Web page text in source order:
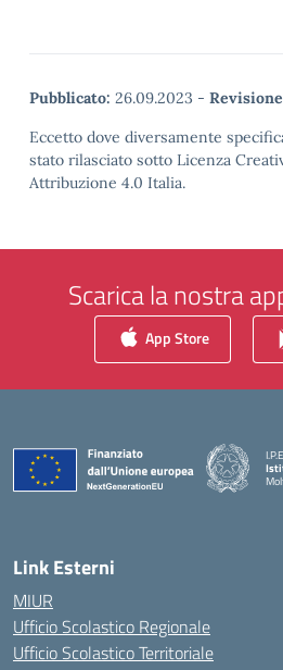
Pubblicato: 26.09.2023 -
Eccetto dove diversamente
stato rilasciato sotto Licenza
Attribuzione 4.0 Italia.
Scarica la nostra
App Store
Link Esterni
MIUR
Ufficio Scolastico Regionale
Ufficio Scolastico Territoriale